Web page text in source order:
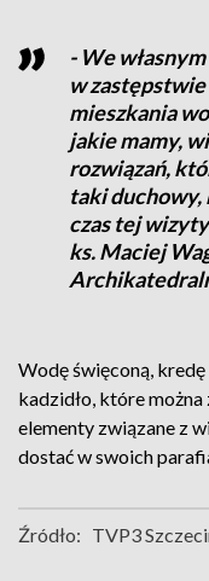
- We
w zastępstwie
mieszkania
jakie mamy,
rozwiązań,
taki duchowy,
czas tej
ks. Maciej
Wodę święconą,
kadzidło, które
elementy związane z
dostać w swoich
Źródło: TVP3